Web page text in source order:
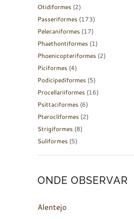
Otidiformes (2)
Passeriformes (173)
Pelecaniformes (17)
Phaethontiformes (1)
Phoenicopteriformes (2)
Piciformes (4)
Podicipediformes (5)
Procellariiformes (16)
Psittaciformes (6)
Pterocliformes (2)
Strigiformes (8)
Suliformes (5)
ONDE OBSERVAR
Alentejo